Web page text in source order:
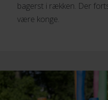
bagerst i rækken. Der
være konge.